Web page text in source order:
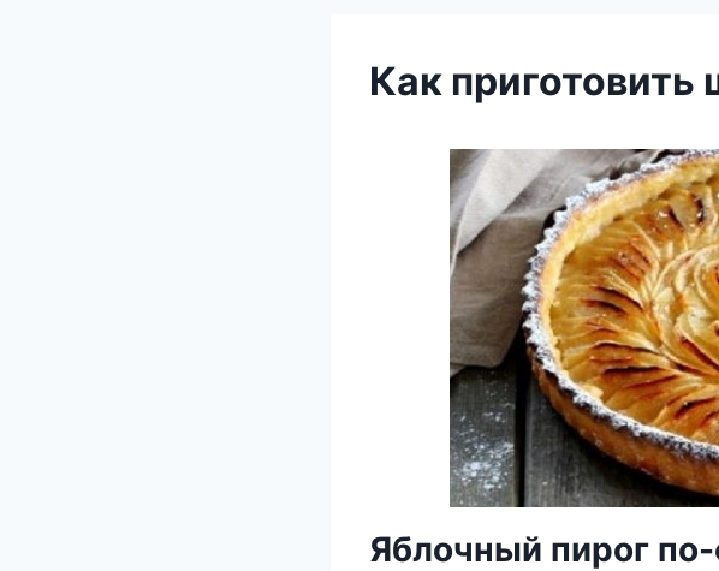
Как
Яблочный пирог